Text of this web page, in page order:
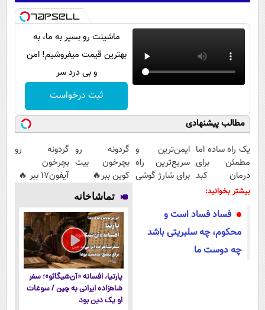
ماشینت رو بسپر به ما، به
بهترین قیمت میفروشیم! امن
و بی درد سر
ثبت درخواست
مطالب پیشنهادی
یک راه ساده اما
مطمئن برای
درمان کبد
چرب! تخفیف تا
ایمن‌ترین و
سریع‌ترین راه
برای شارژ گوشی
گردونه رو
بچرخون بیت
کوین ببر🔥
گردونه رو
بچرخون
آیفون17 ببر 🔥
بیشتر بخوانید:
فساد فساد است و
محکوم، چه سلبریتی باشد
چه دوست ما
تماشاخانه
پارتیا، افسانه «آن‌شیگائو»؛ سفر
شاهزاده ایرانی به چین / سوغات
او یک دین بود